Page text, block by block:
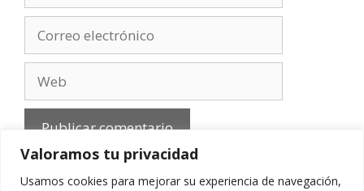
Valoramos tu privacidad
Usamos cookies para mejorar su experiencia de navegación,
electrónico